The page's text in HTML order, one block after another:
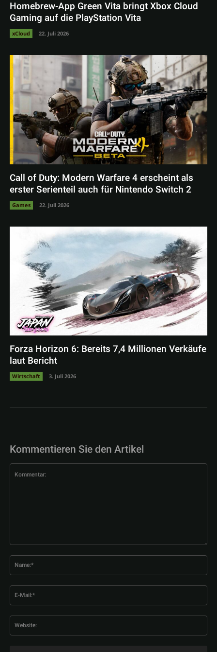
Homebrew-App Green Vita bringt Xbox Cloud
Gaming auf die PlayStation Vita
xCloud 22. Juli 2026
Call of Duty: Modern Warfare 4 erscheint als
erster Serienteil auch für Nintendo Switch 2
Games 22. Juli 2026
Forza Horizon 6: Bereits 7,4 Millionen Verkäufe
laut Bericht
Wirtschaft 3. Juli 2026
Kommentieren Sie den Artikel